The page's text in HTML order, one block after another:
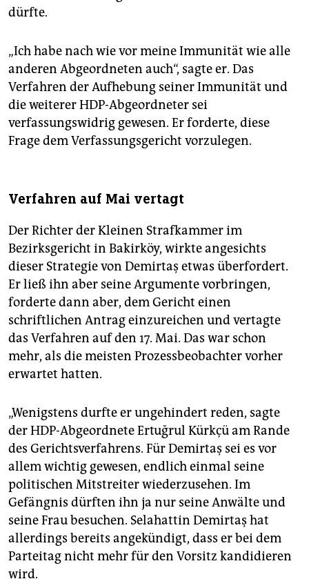
dürfte.
„Ich habe nach wie vor meine Immunität wie alle
anderen Abgeordneten auch“, sagte er. Das
Verfahren der Aufhebung seiner Immunität und
die weiterer HDP-Abgeordneter sei
verfassungswidrig gewesen. Er forderte, diese
Frage dem Verfassungsgericht vorzulegen.
Verfahren auf Mai vertagt
Der Richter der Kleinen Strafkammer im
Bezirksgericht in Bakirköy, wirkte angesichts
dieser Strategie von Demirtaş etwas überfordert.
Er ließ ihn aber seine Argumente vorbringen,
forderte dann aber, dem Gericht einen
schriftlichen Antrag einzureichen und vertagte
das Verfahren auf den 17. Mai. Das war schon
mehr, als die meisten Prozessbeobachter vorher
erwartet hatten.
„Wenigstens durfte er ungehindert reden, sagte
der HDP-Abgeordnete Ertuğrul Kürkçü am Rande
des Gerichtsverfahrens. Für Demirtaş sei es vor
allem wichtig gewesen, endlich einmal seine
politischen Mitstreiter wiederzusehen. Im
Gefängnis dürften ihn ja nur seine Anwälte und
seine Frau besuchen. Selahattin Demirtaş hat
allerdings bereits angekündigt, dass er bei dem
Parteitag nicht mehr für den Vorsitz kandidieren
wird.